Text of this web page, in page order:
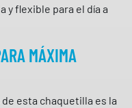
y flexible para el día a
MÁXIMA
esta chaquetilla es la